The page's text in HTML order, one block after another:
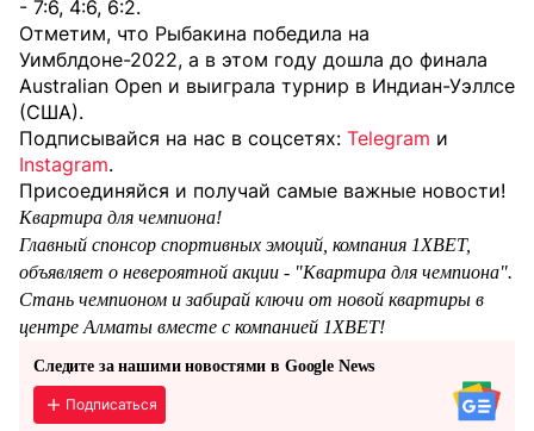
- 7:6, 4:6, 6:2.
Отметим, что Рыбакина победила на
Уимблдоне-2022, а в этом году дошла до финала
Australian Open и выиграла турнир в Индиан-Уэллсе
(США).
Подписывайся на нас в соцсетях: Telegram и
Instagram.
Присоединяйся и получай самые важные новости!
Квартира для чемпиона!
Главный спонсор спортивных эмоций, компания 1XBET,
объявляет о невероятной акции - "Квартира для чемпиона".
Стань чемпионом и забирай ключи от новой квартиры в
центре Алматы вместе с компанией 1XBET!
Следите за нашими новостями в Google News
Подписаться